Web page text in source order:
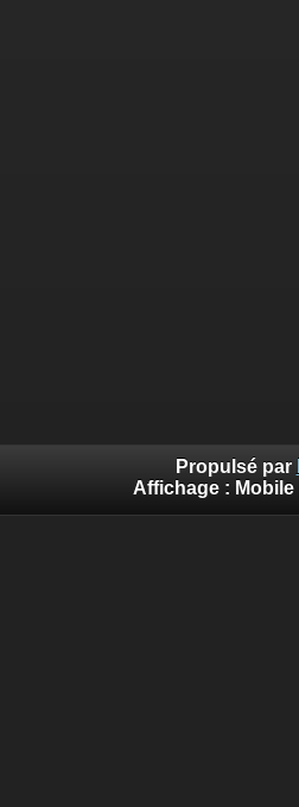
Propulsé par
Affichage : Mobile